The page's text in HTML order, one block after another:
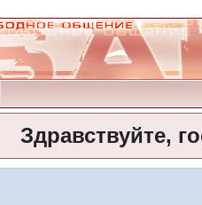
Здравствуйте,